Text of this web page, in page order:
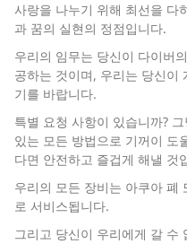
사랑을 나누기 위해 최선을 다
과 꿈의 실현의 정점입니다.
우리의 임무는 당신이 다이버
공하는 것이며, 우리는 당신이
기를 바랍니다.
특별 요청 사항이 있습니까?
있는 모든 방법으로 기꺼이 도
다면 안전하고 즐겁게 해낼 것
우리의 모든 장비는 아쿠아 폐
로 서비스됩니다.
그리고 당신이 우리에게 갈 수